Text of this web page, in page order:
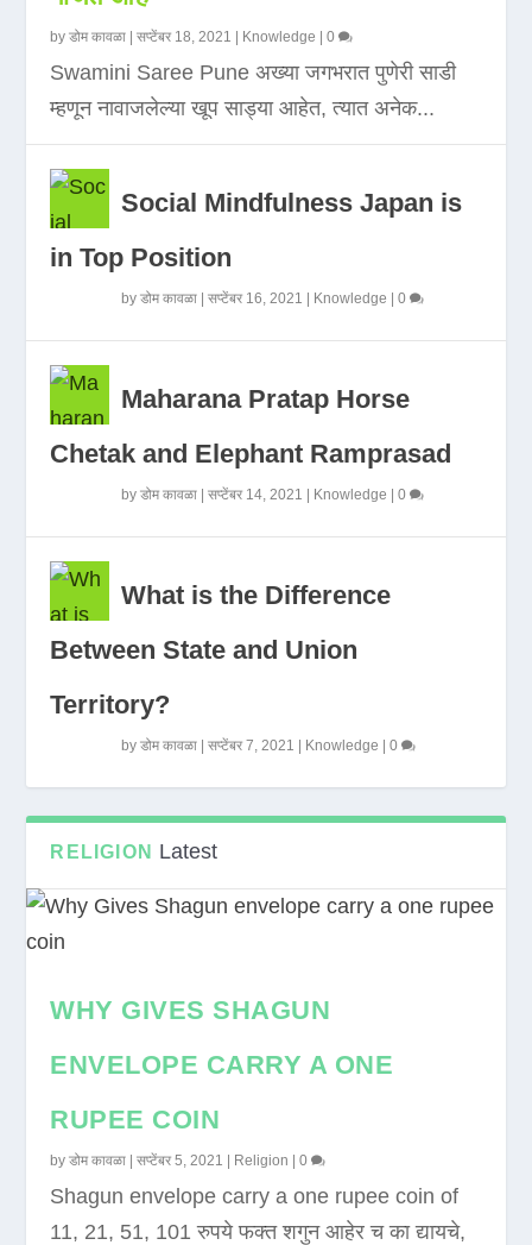
byडोम कावळा |सप्टेंबर 18, 2021 Knowledge |0
Swamini Saree Pune अख्या जगभरात पुणेरी साडी
म्हणून नावाजलेल्या खूप साड्या आहेत, त्यात अनेक...
Social Mindfulness Japan is
in Top Position
byडोम कावळा |सप्टेंबर 16, 2021 Knowledge |0
Maharana Pratap Horse
Chetak and Elephant Ramprasad
byडोम कावळा |सप्टेंबर 14, 2021 Knowledge |0
What is the Difference
Between State and Union
Territory?
byडोम कावळा |सप्टेंबर 7, 2021 Knowledge |0
RELIGION Latest
WHY GIVES SHAGUN
ENVELOPE CARRY A ONE
RUPEE COIN
byडोम कावळा |सप्टेंबर 5, 2021 Religion |0
Shagun envelope carry a one rupee coin of
11, 21, 51, 101 रुपये फक्त शगुन आहेर च का द्यायचे,